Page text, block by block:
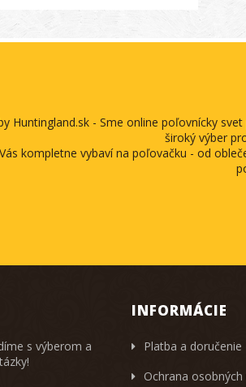
Huntingland.sk - Sme online poľovnícky
široký výber
kompletne vybaví na poľovačku - od
s výberom a
INFORMÁCIE
Platba a doručenie
Ochrana